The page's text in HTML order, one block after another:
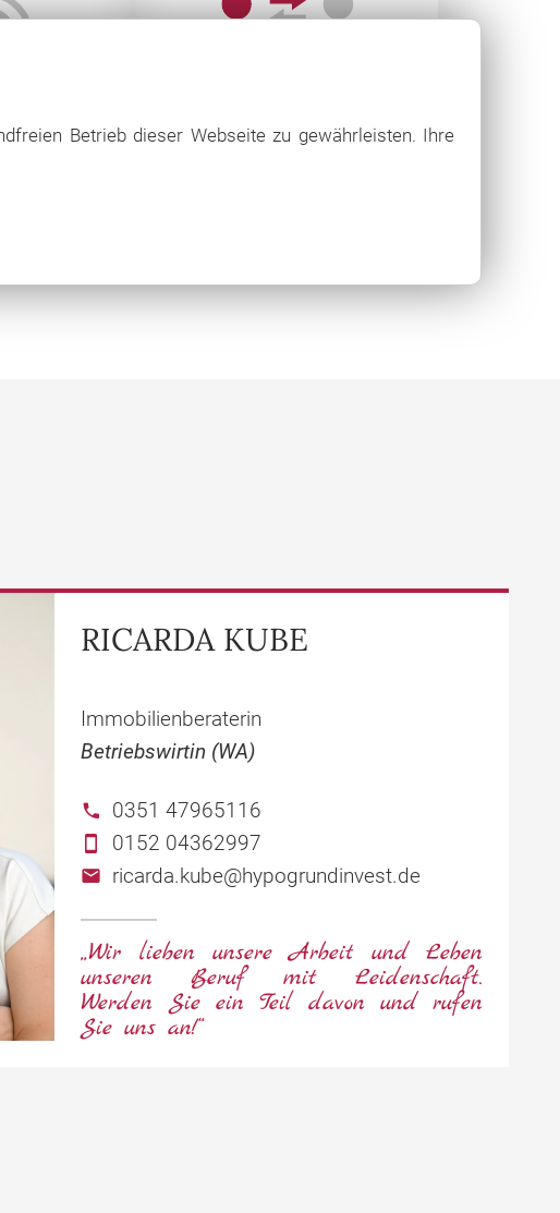
optimal
vernetzt
RICARDA KUBE
Immobilienberaterin
Betriebswirtin (WA)
0351 47965116
0152 04362997
ricarda.kube@hypogrundinvest.de
„Wir lieben unsere Arbeit und Leben
unseren Beruf mit Leidenschaft.
Werden Sie ein Teil davon und rufen
Sie uns an!“
Betrieb dieser Webseite zu gewährleisten. Ihre